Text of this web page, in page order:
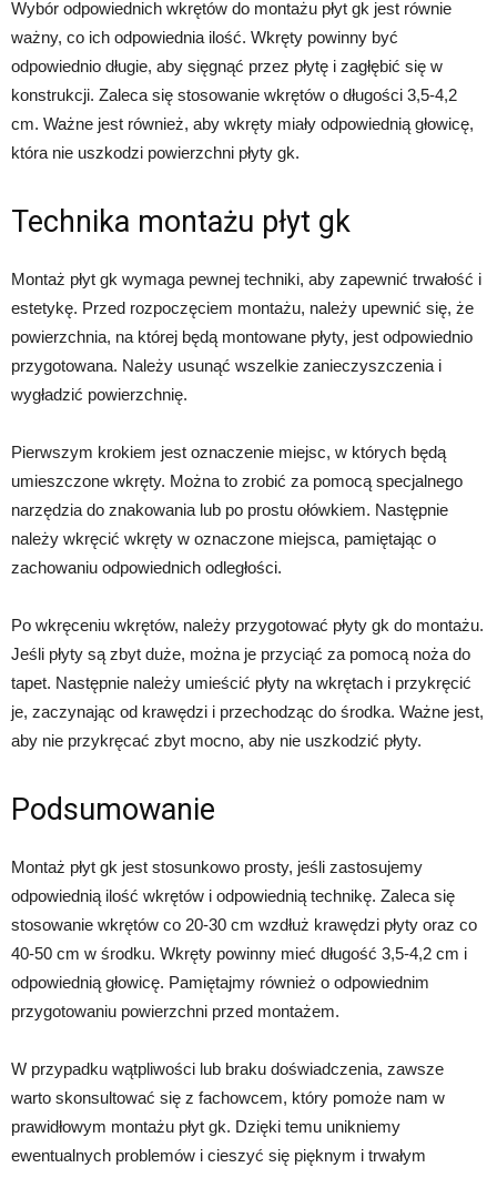
Wybór odpowiednich wkrętów do montażu płyt gk jest równie
ważny, co ich odpowiednia ilość. Wkręty powinny być
odpowiednio długie, aby sięgnąć przez płytę i zagłębić się w
konstrukcji. Zaleca się stosowanie wkrętów o długości 3,5-4,2
cm. Ważne jest również, aby wkręty miały odpowiednią głowicę,
która nie uszkodzi powierzchni płyty gk.
Technika montażu płyt gk
Montaż płyt gk wymaga pewnej techniki, aby zapewnić trwałość i
estetykę. Przed rozpoczęciem montażu, należy upewnić się, że
powierzchnia, na której będą montowane płyty, jest odpowiednio
przygotowana. Należy usunąć wszelkie zanieczyszczenia i
wygładzić powierzchnię.
Pierwszym krokiem jest oznaczenie miejsc, w których będą
umieszczone wkręty. Można to zrobić za pomocą specjalnego
narzędzia do znakowania lub po prostu ołówkiem. Następnie
należy wkręcić wkręty w oznaczone miejsca, pamiętając o
zachowaniu odpowiednich odległości.
Po wkręceniu wkrętów, należy przygotować płyty gk do montażu.
Jeśli płyty są zbyt duże, można je przyciąć za pomocą noża do
tapet. Następnie należy umieścić płyty na wkrętach i przykręcić
je, zaczynając od krawędzi i przechodząc do środka. Ważne jest,
aby nie przykręcać zbyt mocno, aby nie uszkodzić płyty.
Podsumowanie
Montaż płyt gk jest stosunkowo prosty, jeśli zastosujemy
odpowiednią ilość wkrętów i odpowiednią technikę. Zaleca się
stosowanie wkrętów co 20-30 cm wzdłuż krawędzi płyty oraz co
40-50 cm w środku. Wkręty powinny mieć długość 3,5-4,2 cm i
odpowiednią głowicę. Pamiętajmy również o odpowiednim
przygotowaniu powierzchni przed montażem.
W przypadku wątpliwości lub braku doświadczenia, zawsze
warto skonsultować się z fachowcem, który pomoże nam w
prawidłowym montażu płyt gk. Dzięki temu unikniemy
ewentualnych problemów i cieszyć się pięknym i trwałym